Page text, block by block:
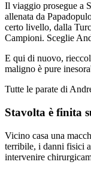
Il viaggio prosegue a
allenata da
certo livello, dalla
Campioni. Sceglie
E qui di nuovo,
maligno è pure
Tutte le parate di
Stavolta è finita
Vicino casa una
terribile, i danni fisici
intervenire